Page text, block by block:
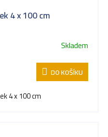
4 x 100 cm
Skladem
DO KOŠÍKU
4 x 100 cm